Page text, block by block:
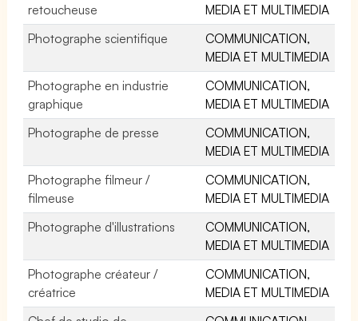
retoucheuse
MEDIA ET MULTIMEDIA
Photographe scientifique
COMMUNICATION,
MEDIA ET MULTIMEDIA
Photographe en industrie
graphique
COMMUNICATION,
MEDIA ET MULTIMEDIA
Photographe de presse
COMMUNICATION,
MEDIA ET MULTIMEDIA
Photographe filmeur /
filmeuse
COMMUNICATION,
MEDIA ET MULTIMEDIA
Photographe d'illustrations
COMMUNICATION,
MEDIA ET MULTIMEDIA
Photographe créateur /
créatrice
COMMUNICATION,
MEDIA ET MULTIMEDIA